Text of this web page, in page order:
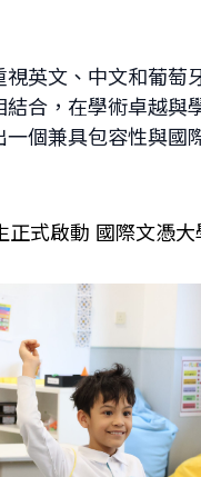
英文、中文和葡萄
合，在學術卓越
個兼具包容性與
式啟動 國際文憑大